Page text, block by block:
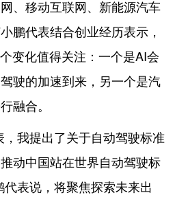
移动互联网、新能源汽车
鹏代表结合创业经历表示，
变化值得关注：一个是AI会
驶的加速到来，另一个是汽
融合。
我提出了关于自动驾驶标准
动中国站在世界自动驾驶标
代表说，将聚焦探索未来出